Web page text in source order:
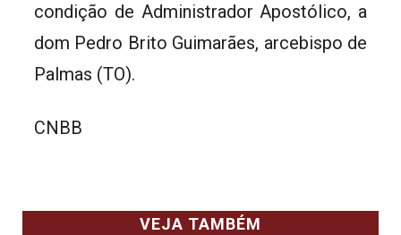
condição de Administrador Apostólico, a
dom Pedro Brito Guimarães, arcebispo de
Palmas (TO).
CNBB
VEJA TAMBÉM